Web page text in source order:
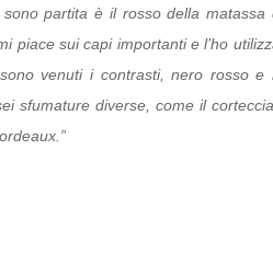
sono partita è il rosso della
piace sui capi importanti e l’ho
venuti i contrasti, nero rosso
sfumature diverse, come il